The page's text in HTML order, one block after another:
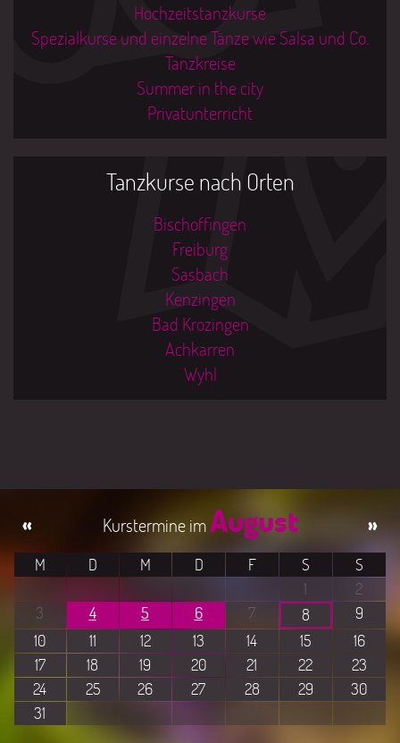
Hochzeitstanzkurse
Spezialkurse und einzelne Tänze wie Salsa und Co.
Tanzkreise
Summer in the city
Privatunterricht
Tanzkurse nach Orten
Bischoffingen
Freiburg
Sasbach
Kenzingen
Bad Krozingen
Achkarren
Wyhl
August
« »
M D M D F S
S
1
2
3
4 5 6 7 8
9
10
11 12 13 14 15
16
17
18 19 20 21 22
23
24
25 26 27 28 29
30
31